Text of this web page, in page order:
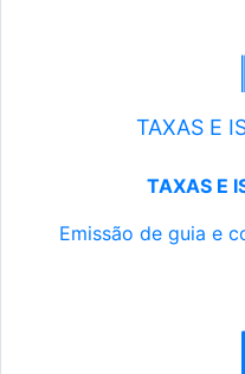
TAXAS E
TAXAS E
Emissão de guia e